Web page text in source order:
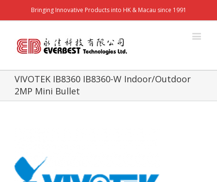
Bringing Innovative Products into HK & Macau since 1991
VIVOTEK IB8360 IB8360-W Indoor/Outdoor
2MP Mini Bullet